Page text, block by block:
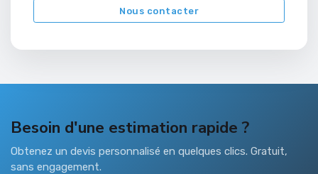
Nous contacter
Besoin d'une estimation rapide ?
Obtenez un devis personnalisé en quelques clics. Gratuit,
sans engagement.